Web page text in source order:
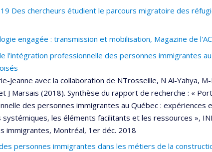
Des chercheurs étudient le parcours migratoire des
engagée : transmission et mobilisation, Magazine de
l’intégration professionnelle des personnes immigrantes
Jeanne avec la collaboration de NTrosseille, N Al-Yahya,
J Marsais (2018). Synthèse du rapport de recherche : «
des personnes immigrantes au Québec : expériences
systémiques, les éléments facilitants et les ressources »,
immigrantes, Montréal, 1er déc. 2018
personnes immigrantes dans les métiers de la